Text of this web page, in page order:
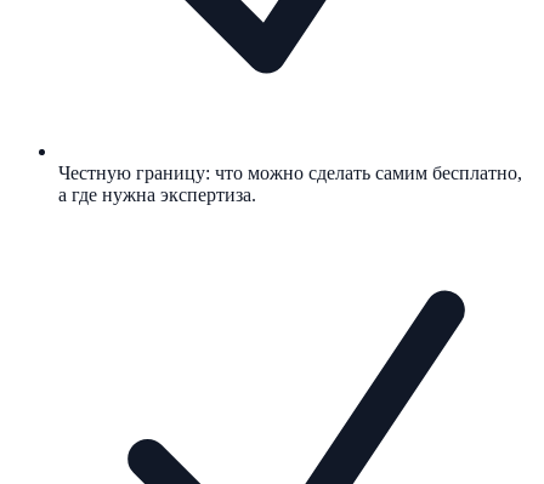
Честную границу: что можно сделать самим бесплатно,
а где нужна экспертиза.